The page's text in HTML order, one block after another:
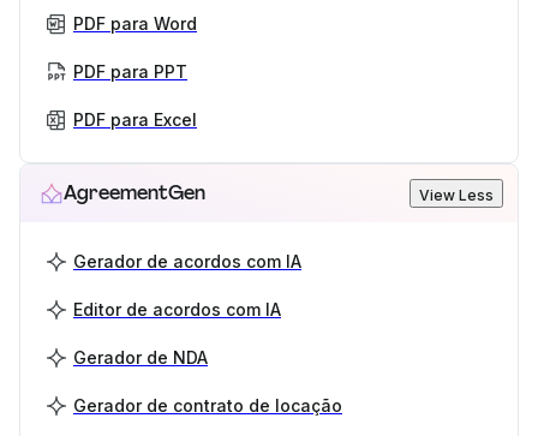
PDF para Word
PDF para PPT
PDF para Excel
AgreementGen View Less
Gerador de acordos com IA
Editor de acordos com IA
Gerador de NDA
Gerador de contrato de locação